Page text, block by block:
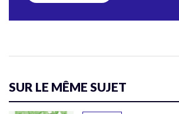
SUR LE MÊME SUJET